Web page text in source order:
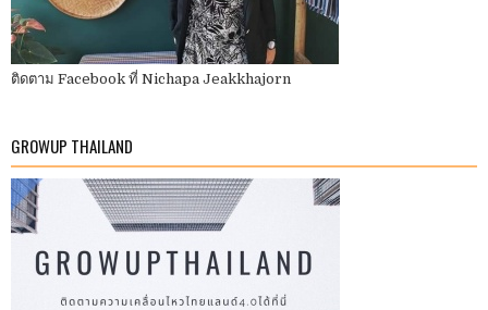
ติดตาม Facebook ที่ Nichapa Jeakkhajorn
GROWUP THAILAND